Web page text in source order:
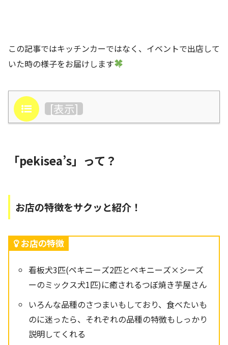
この記事ではキッチンカーではなく、イベントで出店して
いた時の様子をお届けします
目次 [表示]
「pekisea’s」って？
お店の特徴をサクッと紹介！
お店の特徴
看板犬3匹(ペキニーズ2匹とペキニーズ×シーズ
ーのミックス犬1匹)に癒されるつぼ焼き芋屋さん
いろんな品種のさつまいもしており、食べたいも
のに迷ったら、それぞれの品種の特徴もしっかり
説明してくれる